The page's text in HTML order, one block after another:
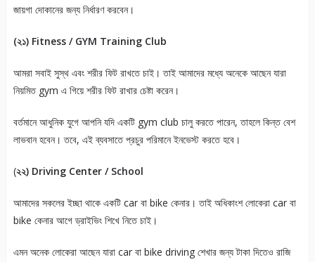
জায়গা দোকানের জন্য নির্ধারণ করবেন।
(২১) Fitness / GYM Training Club
আমরা সবাই সুস্থ এবং শরীর ফিট রাখতে চাই। তাই আমাদের মধ্যে অনেকে আছেন যারা
নিয়মিত gym এ গিয়ে শরীর ফিট রাখার চেষ্টা করেন।
বর্তমানে আধুনিক যুগে আপনি যদি একটি gym club চালু করতে পারেন, তাহলে কিন্ত বেশ
লাভবান হবেন। তবে, এই ব্যবসাতে প্রচুর পরিমানে ইনভেস্ট করতে হবে।
(২২) Driving Center / School
আমাদের সকলের ইচ্ছা থাকে একটি car বা bike কেনার। তাই অধিকাংশ লোকেরা car বা
bike কেনার আগে ড্রাইভিং শিখে নিতে চাই।
এমন অনেক লোকেরা আছেন যারা car বা bike driving শেখার জন্য টাকা দিতেও রাজি